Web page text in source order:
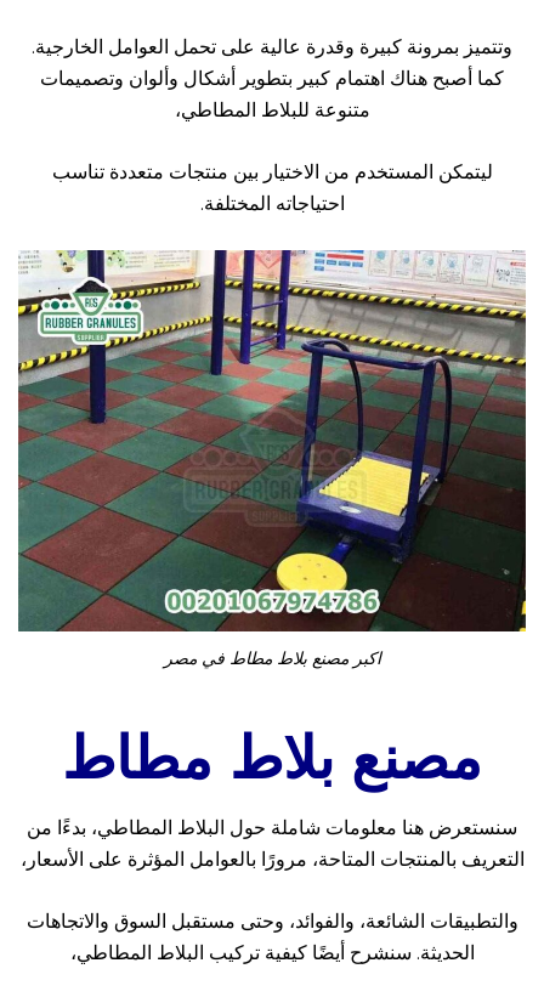
وتتميز بمرونة كبيرة وقدرة عالية على تحمل العوامل الخارجية.
كما أصبح هناك اهتمام كبير بتطوير أشكال وألوان وتصميمات
متنوعة للبلاط المطاطي،
ليتمكن المستخدم من الاختيار بين منتجات متعددة تناسب
احتياجاته المختلفة.
اكبر مصنع بلاط مطاط في مصر
مصنع بلاط مطاط
سنستعرض هنا معلومات شاملة حول البلاط المطاطي، بدءًا من
التعريف بالمنتجات المتاحة، مرورًا بالعوامل المؤثرة على الأسعار،
والتطبيقات الشائعة، والفوائد، وحتى مستقبل السوق والاتجاهات
الحديثة. سنشرح أيضًا كيفية تركيب البلاط المطاطي،